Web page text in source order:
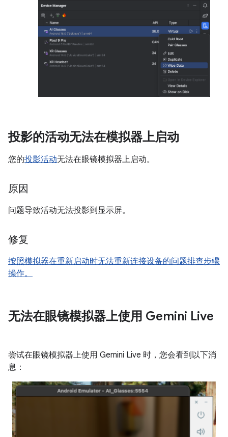
投影的活动无法在模拟器上启动
您的投影活动无法在眼镜模拟器上启动。
原因
问题导致活动无法投影到显示屏。
修复
按照模拟器在重新启动时无法重新连接设备的问题排查步骤
操作。
无法在眼镜模拟器上使用 Gemini Live
尝试在眼镜模拟器上使用 Gemini Live 时，您会看到以下消
息：